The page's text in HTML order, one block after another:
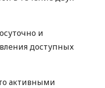
и
доступных
активными